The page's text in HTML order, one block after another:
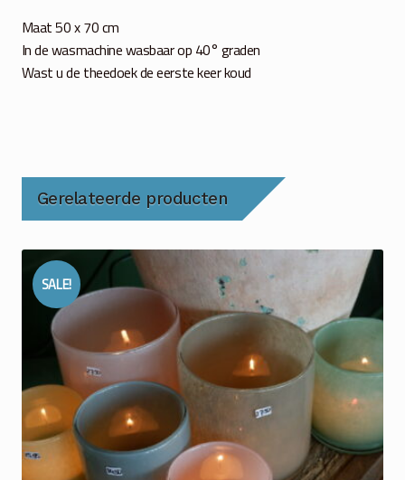
Maat 50 x 70 cm
In de wasmachine wasbaar op 40° graden
Wast u de theedoek de eerste keer koud
Gerelateerde producten
SALE!